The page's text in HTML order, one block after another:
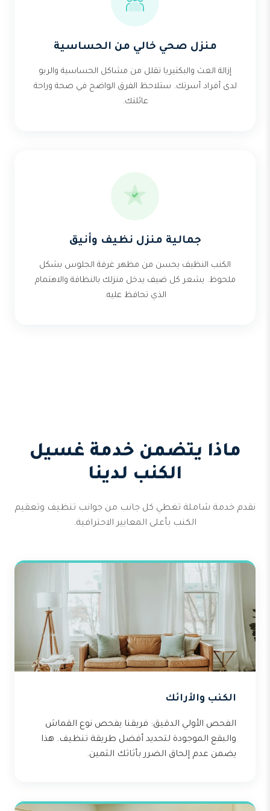
منزل صحي خالي من الحساسية
إزالة العث والبكتيريا تقلل من مشاكل الحساسية والربو
لدى أفراد أسرتك. ستلاحظ الفرق الواضح في صحة وراحة
عائلتك.
جمالية منزل نظيف وأنيق
الكنب النظيف يحسن من مظهر غرفة الجلوس بشكل
ملحوظ. يشعر كل ضيف يدخل منزلك بالنظافة والاهتمام
الذي تحافظ عليه.
ماذا يتضمن خدمة غسيل
الكنب لدينا
نقدم خدمة شاملة تغطي كل جانب من جوانب تنظيف وتعقيم
الكنب بأعلى المعايير الاحترافية.
الكنب والأرائك
الفحص الأولي الدقيق: فريقنا يفحص نوع القماش
والبقع الموجودة لتحديد أفضل طريقة تنظيف. هذا
يضمن عدم إلحاق الضرر بأثاثك الثمين.